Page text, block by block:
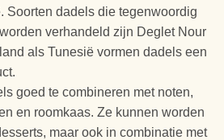
Soorten dadels die tegenwoordig
verhandeld zijn Deglet Nour
als Tunesië vormen dadels een
goed te combineren met noten,
en roomkaas. Ze kunnen worden
maar ook in combinatie met